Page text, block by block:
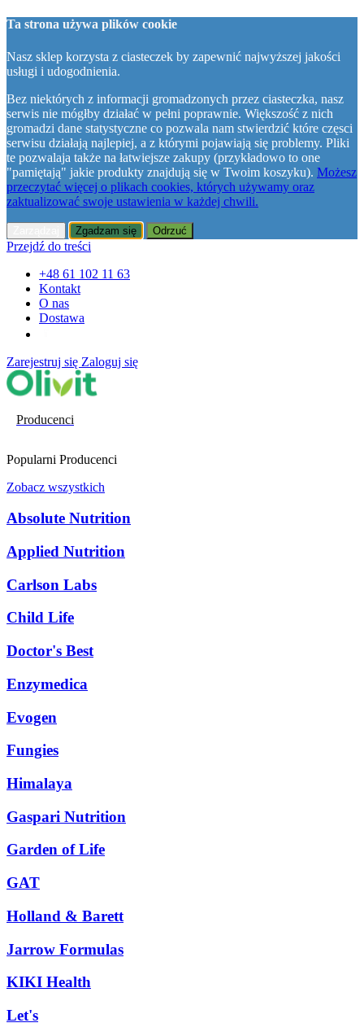
Ta strona używa plików cookie
Nasz sklep korzysta z ciasteczek by zapewnić najwyższej jakości
usługi i udogodnienia.
Bez niektórych z informacji gromadzonych przez ciasteczka, nasz
serwis nie mógłby działać w pełni poprawnie. Większość z nich
gromadzi dane statystyczne co pozwala nam stwierdzić które częsci
serwisu działają najlepiej, a z którymi pojawiają się problemy. Pliki
te pozwalaja także na łatwiejsze zakupy (przykładowo to one
"pamiętają" jakie produkty znajdują się w Twoim koszyku). Możesz
przeczytać więcej o plikach cookies, których używamy oraz
zaktualizować swoje ustawienia w każdej chwili.
Zgadzam się Odrzuć
Przejdź do treści
+48 61 102 11 63
Kontakt
O nas
Dostawa
Zarejestruj się Zaloguj się
Producenci
Popularni Producenci
Zobacz wszystkich
Absolute Nutrition
Applied Nutrition
Carlson Labs
Child Life
Doctor's Best
Enzymedica
Evogen
Fungies
Himalaya
Gaspari Nutrition
Garden of Life
GAT
Holland & Barett
Jarrow Formulas
KIKI Health
Let's